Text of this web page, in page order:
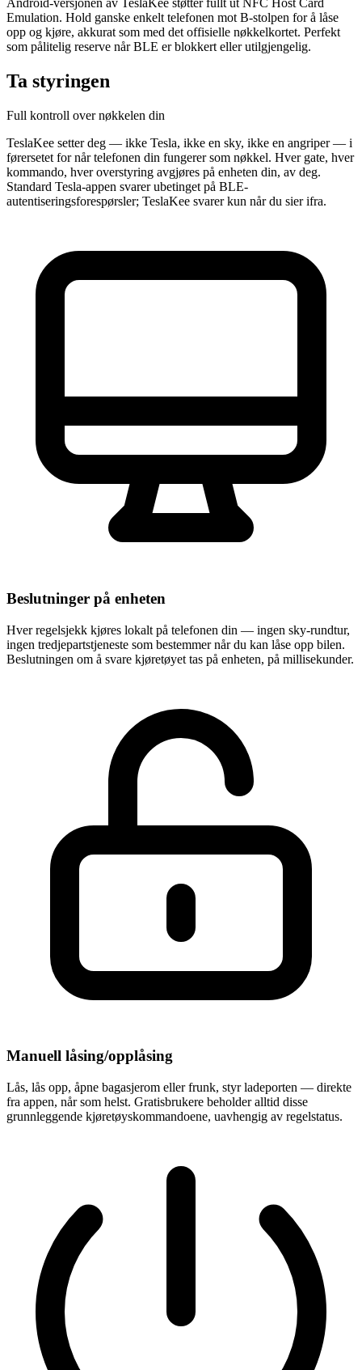
Android-versjonen av TeslaKee støtter fullt ut NFC Host Card
Emulation. Hold ganske enkelt telefonen mot B-stolpen for å låse
opp og kjøre, akkurat som med det offisielle nøkkelkortet. Perfekt
som pålitelig reserve når BLE er blokkert eller utilgjengelig.
Ta styringen
Full kontroll over nøkkelen din
TeslaKee setter deg — ikke Tesla, ikke en sky, ikke en angriper — i
førersetet for når telefonen din fungerer som nøkkel. Hver gate, hver
kommando, hver overstyring avgjøres på enheten din, av deg.
Standard Tesla-appen svarer ubetinget på BLE-
autentiseringsforespørsler; TeslaKee svarer kun når du sier ifra.
Beslutninger på enheten
Hver regelsjekk kjøres lokalt på telefonen din — ingen sky-rundtur,
ingen tredjepartstjeneste som bestemmer når du kan låse opp bilen.
Beslutningen om å svare kjøretøyet tas på enheten, på millisekunder.
Manuell låsing/opplåsing
Lås, lås opp, åpne bagasjerom eller frunk, styr ladeporten — direkte
fra appen, når som helst. Gratisbrukere beholder alltid disse
grunnleggende kjøretøyskommandoene, uavhengig av regelstatus.